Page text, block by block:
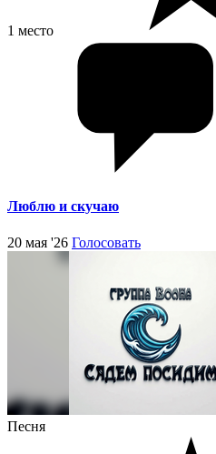
1 место
Люблю и скучаю
20 мая '26 Голосовать
Песня